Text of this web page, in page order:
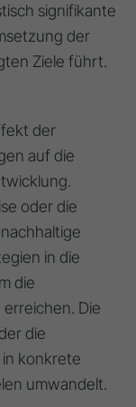
signifikante
der
Ziele führt.
der
auf die
.
oder die
in die
die
erreichen. Die
die
konkrete
umwandelt.